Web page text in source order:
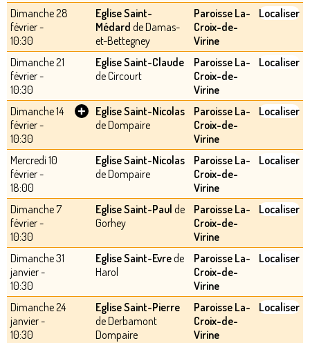
Dimanche 28
février -
10:30
Eglise Saint-
Médard de Damas-
et-Bettegney
Paroisse La-
Croix-de-
Virine
Localiser
Dimanche 21
février -
10:30
Eglise Saint-Claude
de Circourt
Paroisse La-
Croix-de-
Virine
Localiser
Dimanche 14
février -
10:30
+
Eglise Saint-Nicolas
de Dompaire
Paroisse La-
Croix-de-
Virine
Localiser
Mercredi 10
février -
18:00
Eglise Saint-Nicolas
de Dompaire
Paroisse La-
Croix-de-
Virine
Localiser
Dimanche 7
février -
10:30
Eglise Saint-Paul de
Gorhey
Paroisse La-
Croix-de-
Virine
Localiser
Dimanche 31
janvier -
10:30
Eglise Saint-Evrede
Harol
Paroisse La-
Croix-de-
Virine
Localiser
Dimanche 24
janvier -
10:30
Eglise Saint-Pierre
de Derbamont
Dompaire
Paroisse La-
Croix-de-
Virine
Localiser